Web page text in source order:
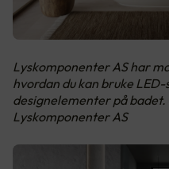
Lyskomponenter AS har
hvordan du kan bruke
designelementer på badet.
Lyskomponenter AS